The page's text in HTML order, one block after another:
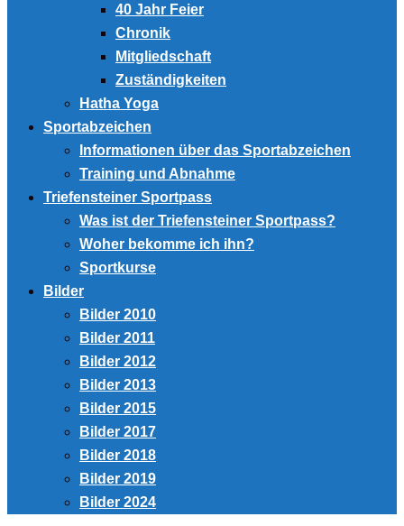
40 Jahr Feier
Chronik
Mitgliedschaft
Zuständigkeiten
Hatha Yoga
Sportabzeichen
Informationen über das Sportabzeichen
Training und Abnahme
Triefensteiner Sportpass
Was ist der Triefensteiner Sportpass?
Woher bekomme ich ihn?
Sportkurse
Bilder
Bilder 2010
Bilder 2011
Bilder 2012
Bilder 2013
Bilder 2015
Bilder 2017
Bilder 2018
Bilder 2019
Bilder 2024